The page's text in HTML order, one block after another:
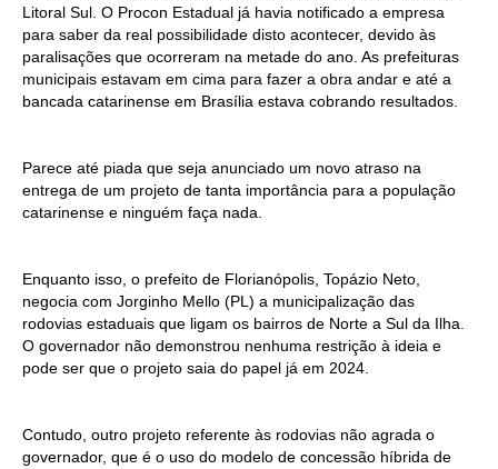
Litoral Sul. O Procon Estadual já havia notificado a empresa
para saber da real possibilidade disto acontecer, devido às
paralisações que ocorreram na metade do ano. As prefeituras
municipais estavam em cima para fazer a obra andar e até a
bancada catarinense em Brasília estava cobrando resultados.
Parece até piada que seja anunciado um novo atraso na
entrega de um projeto de tanta importância para a população
catarinense e ninguém faça nada.
Enquanto isso, o prefeito de Florianópolis, Topázio Neto,
negocia com Jorginho Mello (PL) a municipalização das
rodovias estaduais que ligam os bairros de Norte a Sul da Ilha.
O governador não demonstrou nenhuma restrição à ideia e
pode ser que o projeto saia do papel já em 2024.
Contudo, outro projeto referente às rodovias não agrada o
governador, que é o uso do modelo de concessão híbrida de